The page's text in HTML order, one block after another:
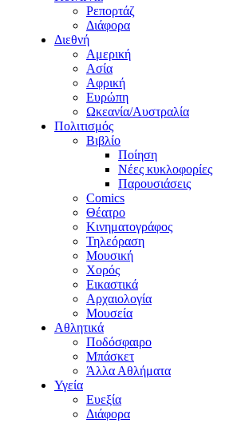
Ρεπορτάζ
Διάφορα
Διεθνή
Αμερική
Ασία
Αφρική
Ευρώπη
Ωκεανία/Αυστραλία
Πολιτισμός
Βιβλίο
Ποίηση
Νέες κυκλοφορίες
Παρουσιάσεις
Comics
Θέατρο
Κινηματογράφος
Τηλεόραση
Μουσική
Χορός
Εικαστικά
Αρχαιολογία
Μουσεία
Αθλητικά
Ποδόσφαιρο
Μπάσκετ
Άλλα Αθλήματα
Υγεία
Ευεξία
Διάφορα